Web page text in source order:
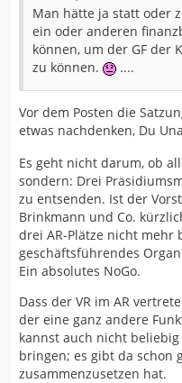
Man hätte ja statt oder
ein oder anderen
können, um der GF der
zu können.
....
Vor dem Posten die
etwas nachdenken, Du
Es geht nicht darum, ob
sondern: Drei
zu entsenden. Ist der
Brinkmann und Co.
drei AR-Plätze nicht mehr
geschäftsführendes
Ein absolutes NoGo.
Dass der VR im AR
der eine ganz andere
kannst auch nicht
bringen; es gibt da schon
zusammenzusetzen hat.